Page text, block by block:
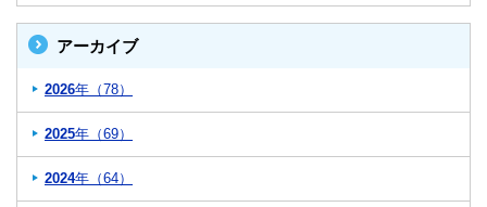
アーカイブ
2026年（78）
2025年（69）
2024年（64）